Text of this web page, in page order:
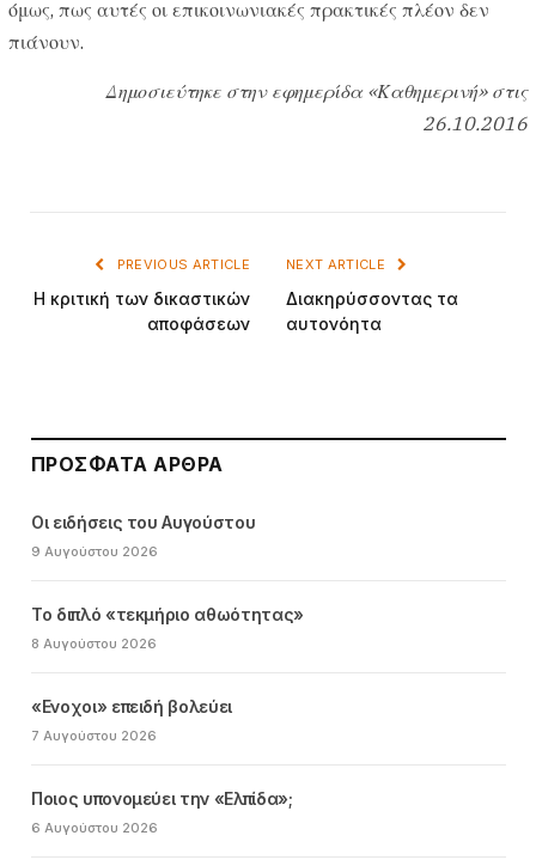
όμως, πως αυτές οι επικοινωνιακές πρακτικές πλέον δεν
πιάνουν.
Δημοσιεύτηκε στην εφημερίδα «Καθημερινή» στις
26.10.2016
PREVIOUS ARTICLE
Η κριτική των δικαστικών
αποφάσεων
NEXT ARTICLE
Διακηρύσσοντας τα
αυτονόητα
ΠΡΌΣΦΑΤΑ ΆΡΘΡΑ
Οι ειδήσεις του Αυγούστου
9 Αυγούστου 2026
Το διπλό «τεκμήριο αθωότητας»
8 Αυγούστου 2026
«Ενοχοι» επειδή βολεύει
7 Αυγούστου 2026
Ποιος υπονομεύει την «Ελπίδα»;
6 Αυγούστου 2026